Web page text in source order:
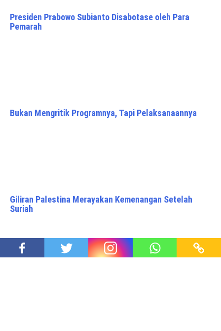
Presiden Prabowo Subianto Disabotase oleh Para
Pemarah
Bukan Mengritik Programnya, Tapi Pelaksanaannya
Giliran Palestina Merayakan Kemenangan Setelah
Suriah